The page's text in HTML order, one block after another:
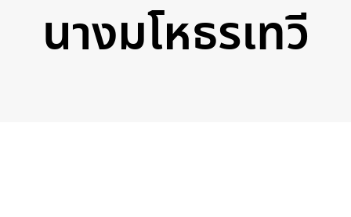
นางมโหธรเทวี